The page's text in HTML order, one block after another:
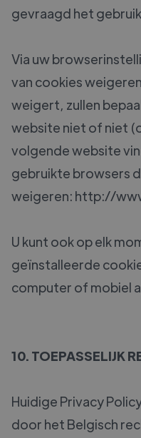
gevraagd het
Via uw
van cookies
weigert, zullen
website niet of niet
volgende website
gebruikte browsers
weigeren: http://
U kunt ook op elk
geïnstalleerde
computer of mobiel
10. TOEPASSELIJK
Huidige Privacy
door het Belgisch